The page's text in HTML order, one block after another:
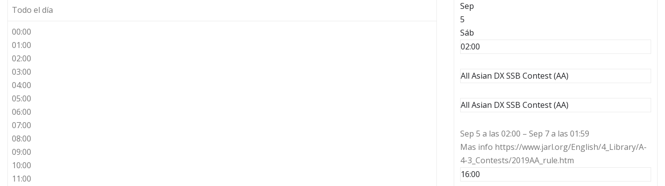
Todo el día
00:00
01:00
02:00
03:00
04:00
05:00
06:00
07:00
08:00
09:00
10:00
11:00
Sep
5
Sáb
02:00
All Asian DX SSB Contest (AA)
All Asian DX SSB Contest (AA)
Sep 5 a las 02:00 – Sep 7 a las 01:59
Mas info https://www.jarl.org/English/4_Library/A-
4-3_Contests/2019AA_rule.htm
16:00